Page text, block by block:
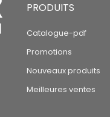
PRODUITS
Catalogue-pdf
Promotions
Nouveaux produits
Meilleures ventes